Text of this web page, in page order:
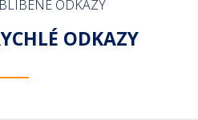
ODKAZY
ODKAZY